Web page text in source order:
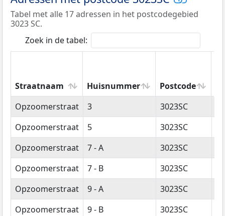
Tabel met alle 17 adressen in het postcodegebied
3023 SC.
Zoek in de tabel:
Straatnaam Huisnummer Postcode
Straatnaam
Huisnummer Postcode
Opzoomerstraat 3 3023SC
Opzoomerstraat
5 3023SC
Opzoomerstraat
7 - A 3023SC
Opzoomerstraat
7 - B 3023SC
Opzoomerstraat
9 - A 3023SC
Opzoomerstraat
9 - B 3023SC